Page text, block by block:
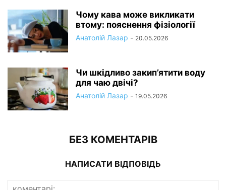
Чому кава може викликати
втому: пояснення фізіології
Анатолій Лазар - 20.05.2026
Чи шкідливо закип’ятити воду
для чаю двічі?
Анатолій Лазар - 19.05.2026
БЕЗ КОМЕНТАРІВ
НАПИСАТИ ВІДПОВІДЬ